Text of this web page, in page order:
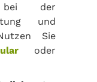
der
und
Sie
oder